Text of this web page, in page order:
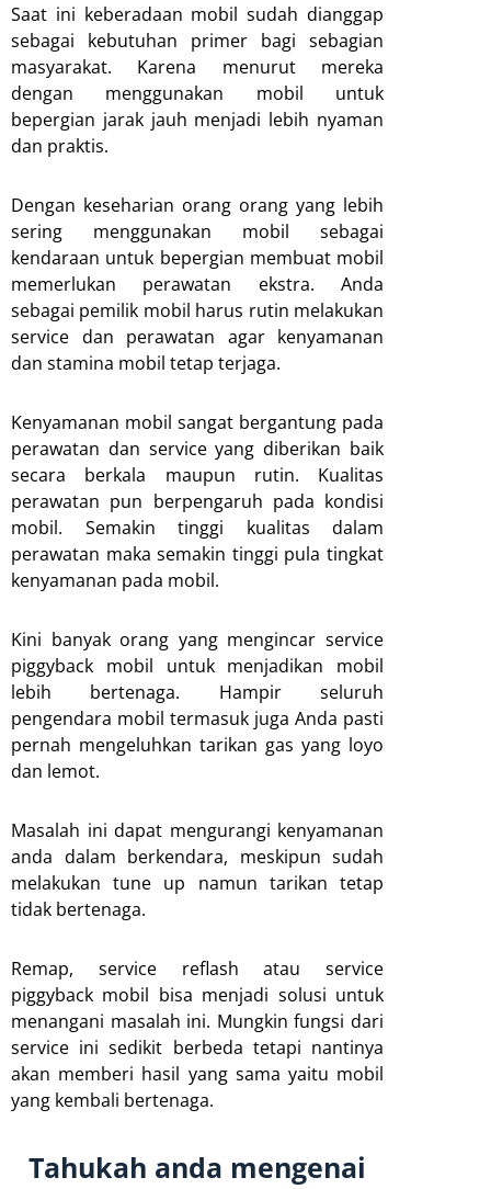
Saat ini keberadaan mobil sudah dianggap
sebagai kebutuhan primer bagi sebagian
masyarakat. Karena menurut mereka
dengan menggunakan mobil untuk
bepergian jarak jauh menjadi lebih nyaman
dan praktis.
Dengan keseharian orang orang yang lebih
sering menggunakan mobil sebagai
kendaraan untuk bepergian membuat mobil
memerlukan perawatan ekstra. Anda
sebagai pemilik mobil harus rutin melakukan
service dan perawatan agar kenyamanan
dan stamina mobil tetap terjaga.
Kenyamanan mobil sangat bergantung pada
perawatan dan service yang diberikan baik
secara berkala maupun rutin. Kualitas
perawatan pun berpengaruh pada kondisi
mobil. Semakin tinggi kualitas dalam
perawatan maka semakin tinggi pula tingkat
kenyamanan pada mobil.
Kini banyak orang yang mengincar service
piggyback mobil untuk menjadikan mobil
lebih bertenaga. Hampir seluruh
pengendara mobil termasuk juga Anda pasti
pernah mengeluhkan tarikan gas yang loyo
dan lemot.
Masalah ini dapat mengurangi kenyamanan
anda dalam berkendara, meskipun sudah
melakukan tune up namun tarikan tetap
tidak bertenaga.
Remap, service reflash atau service
piggyback mobil bisa menjadi solusi untuk
menangani masalah ini. Mungkin fungsi dari
service ini sedikit berbeda tetapi nantinya
akan memberi hasil yang sama yaitu mobil
yang kembali bertenaga.
Tahukah anda mengenai